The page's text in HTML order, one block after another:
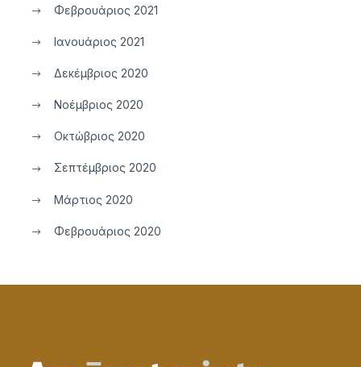
Φεβρουάριος 2021
Ιανουάριος 2021
Δεκέμβριος 2020
Νοέμβριος 2020
Οκτώβριος 2020
Σεπτέμβριος 2020
Μάρτιος 2020
Φεβρουάριος 2020